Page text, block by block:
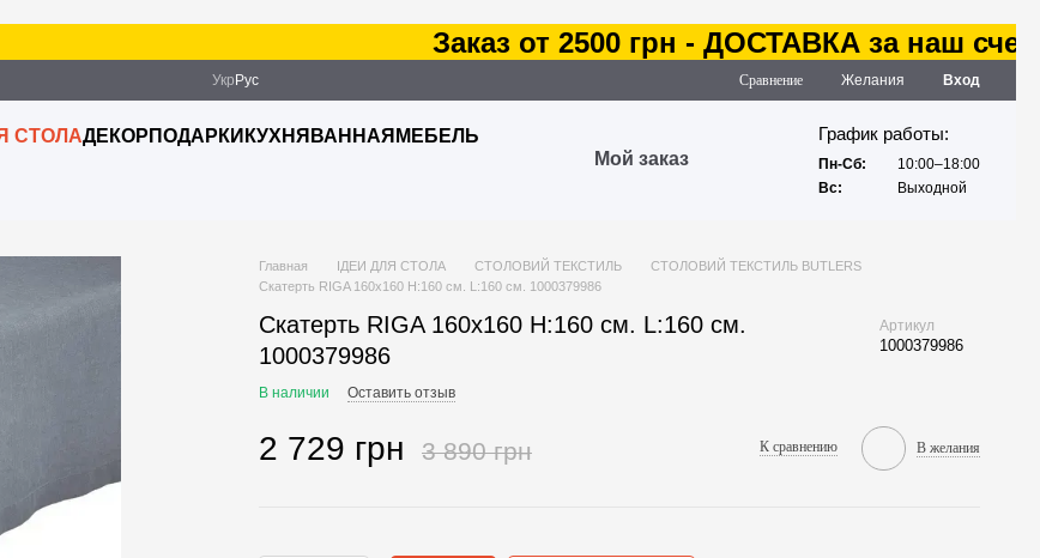
Заказ от 2500 грн - ДОСТАВКА за наш счет
Укр Рус Сравнение Желания Вход
СТОЛАДЕКОР ПОДАРКИ КУХНЯ ВАННАЯ МЕБЕЛЬ
Мой заказ
График работы:
Пн-Сб:
10:00–18:00
Вс:
Выходной
Главная ІДЕИ ДЛЯ СТОЛА СТОЛОВИЙ ТЕКСТИЛЬ
СТОЛОВИЙ ТЕКСТИЛЬ BUTLERS
Скатерть RIGA 160x160 H:160 см. L:160 см. 1000379986
Скатерть RIGA 160x160 H:160 см. L:160 см.
1000379986
Артикул
1000379986
В наличии Оставить отзыв
2 729 грн 3 890 грн К сравнению В желания